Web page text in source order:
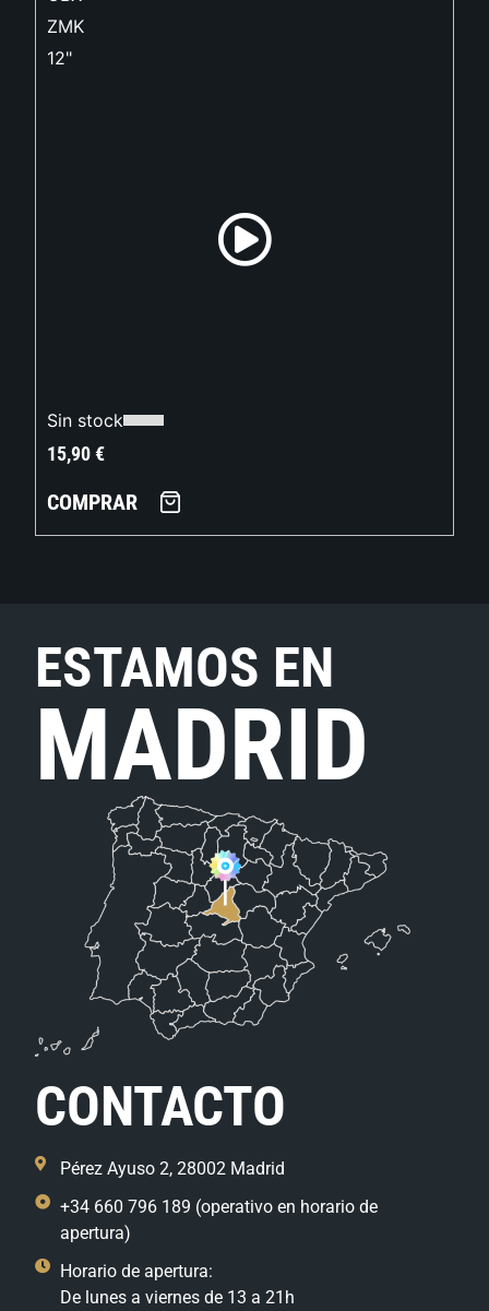
ZMK
12"
Sin stock
15,90€
COMPRAR
ESTAMOS EN
MADRID
CONTACTO
Pérez Ayuso 2, 28002 Madrid
+34 660 796 189 (operativo en horario de
apertura)
Horario de apertura:
De lunes a viernes de 13 a 21h